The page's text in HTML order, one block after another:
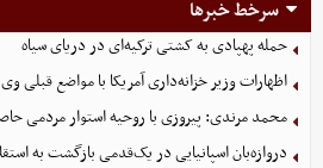
سرخط خبرها
حمله پهپادی به کشتی ترکیه‌ای در دریای سیاه
اظهارات وزیر خزانه‌داری آمریکا با مواضع قبلی
محمد مرندی: پیروزی با روحیه استوار مردمی
دروازه‌بان اسپانیایی در یک‌قدمی بازگشت به